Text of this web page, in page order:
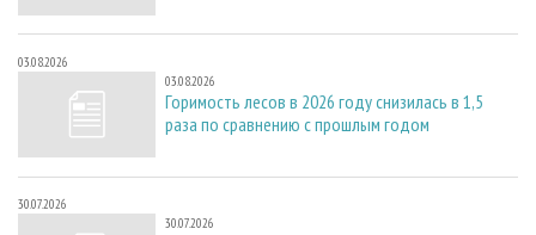
03.08.2026
03.08.2026
Горимость лесов в 2026 году снизилась в 1,5
раза по сравнению с прошлым годом
30.07.2026
30.07.2026